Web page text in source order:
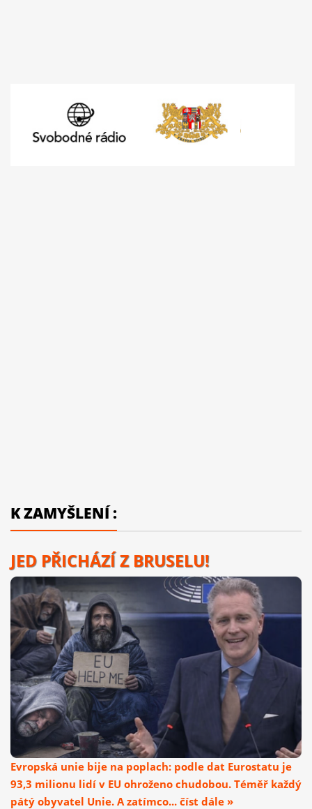
K ZAMYŠLENÍ :
JED PŘICHÁZÍ Z BRUSELU!
Evropská unie bije na poplach: podle dat Eurostatu je
93,3 milionu lidí v EU ohroženo chudobou. Téměř každý
pátý obyvatel Unie. A zatímco... číst dále »